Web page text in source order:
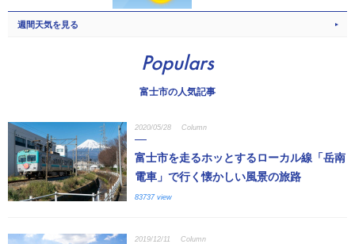
週間天気を見る
Populars
富士市の人気記事
2020/05/28 Column
富士市を走るホッとするローカル線「岳南
電車」で行く懐かしい風景の旅路
83737 view
2019/12/11 Column